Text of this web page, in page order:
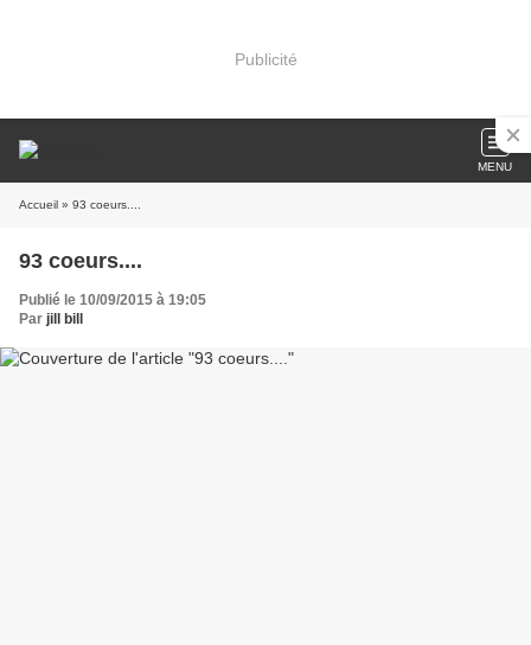
Publicité
MENU
Accueil » 93 coeurs....
93 coeurs....
Publié le 10/09/2015 à 19:05
Par jill bill